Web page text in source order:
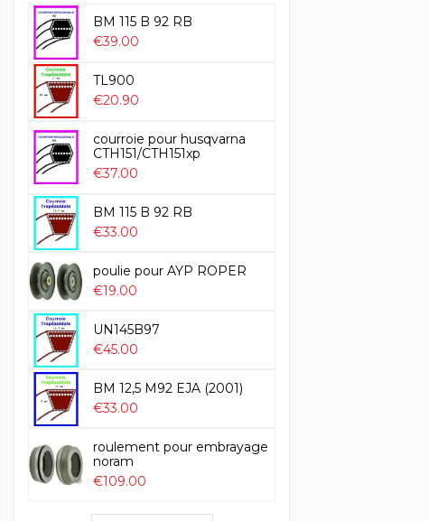
BM 115 B 92 RB
€39.00
TL900
€20.90
courroie pour husqvarna
CTH151/CTH151xp
€37.00
BM 115 B 92 RB
€33.00
poulie pour AYP ROPER
€19.00
UN145B97
€45.00
BM 12,5 M92 EJA (2001)
€33.00
roulement pour embrayage
noram
€109.00